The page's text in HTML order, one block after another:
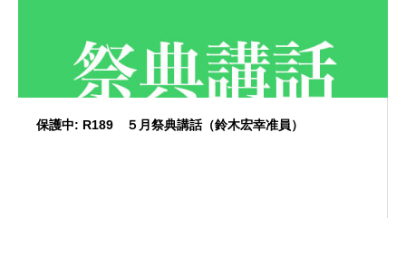
保護中: R189 ５月祭典講話（鈴木宏幸准員）